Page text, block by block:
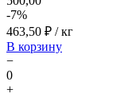
-7%
463,50 ₽ / кг
В корзину
−
0
+